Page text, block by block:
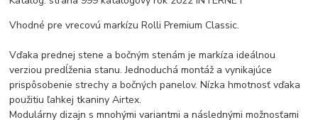
Vhodné pre vrecovú markízu Rolli Premium Classic.
Vďaka prednej stene a bočným stenám je markíza ideálnou
verziou predĺženia stanu. Jednoduchá montáž a vynikajúce
prispôsobenie strechy a bočných panelov. Nízka hmotnosť vďaka
použitiu ľahkej tkaniny Airtex.
Modulárny dizajn s mnohými variantmi a následnými možnosťami